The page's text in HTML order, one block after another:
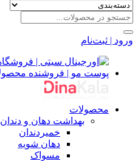
ورود | ثبت‌نام
محصولات
بهداشت دهان و دندان
خمیردندان
دهان شویه
مسواک